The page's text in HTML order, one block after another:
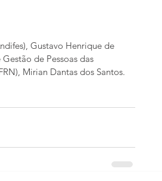
Gustavo Henrique de
de Pessoas das
Mirian Dantas dos Santos.